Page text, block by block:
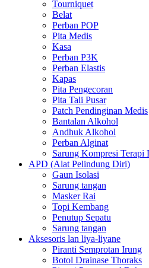
Tourniquet
Belat
Perban POP
Pita Medis
Kasa
Perban P3K
Perban Elastis
Kapas
Pita Pengecoran
Pita Tali Pusar
Patch Pendinginan Medis
Bantalan Alkohol
Andhuk Alkohol
Perban Alginat
Sarung Kompresi Terapi
APD (Alat Pelindung Diri)
Gaun Isolasi
Sarung tangan
Masker Rai
Topi Kembang
Penutup Sepatu
Sarung tangan
Aksesoris lan liya-liyane
Piranti Semprotan Irung
Botol Drainase Thoraks